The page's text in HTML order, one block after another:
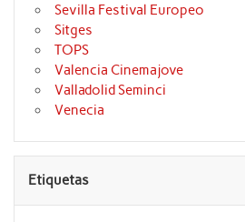
Sevilla Festival Europeo
Sitges
TOPS
Valencia Cinemajove
Valladolid Seminci
Venecia
Etiquetas